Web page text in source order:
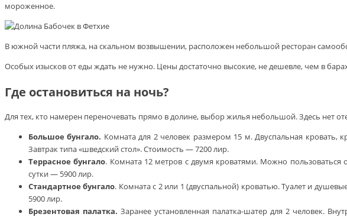
мороженное.
В южной части пляжа, на скальном возвышении, расположен небольшой ресторан
Особых изысков от еды ждать не нужно. Цены достаточно высокие, не дешевле, чем в
Где остановиться на ночь?
Для тех, кто намерен переночевать прямо в долине, выбор жилья небольшой. Здесь нет
Большое бунгало. Комната для 2 человек размером 15 м. Двуспальная кровать,
Завтрак типа «шведский стол». Стоимость — 7200 лир.
Террасное бунгало. Комната 12 метров с двумя кроватями. Можно
сутки — 5900 лир.
Стандартное бунгало. Комната с 2 или 1 (двуспальной) кроватью. Туалет и
5900 лир.
Брезентовая палатка. Заранее установленная палатка-шатер для 2 человек.